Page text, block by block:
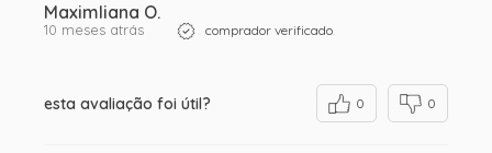
Maximliana O.
10 meses atrás comprador verificado
esta avaliação foi útil? 0 0